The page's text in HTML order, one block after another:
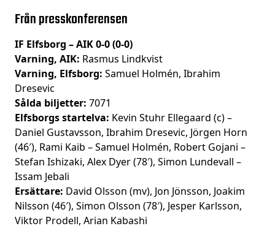
Från presskonferensen
IF Elfsborg – AIK 0-0 (0-0)
Varning, AIK: Rasmus Lindkvist
Varning, Elfsborg: Samuel Holmén, Ibrahim
Dresevic
Sålda biljetter: 7071
Elfsborgs startelva: Kevin Stuhr Ellegaard (c) –
Daniel Gustavsson, Ibrahim Dresevic, Jörgen Horn
(46′), Rami Kaib – Samuel Holmén, Robert Gojani –
Stefan Ishizaki, Alex Dyer (78′), Simon Lundevall –
Issam Jebali
Ersättare: David Olsson (mv), Jon Jönsson, Joakim
Nilsson (46′), Simon Olsson (78′), Jesper Karlsson,
Viktor Prodell, Arian Kabashi